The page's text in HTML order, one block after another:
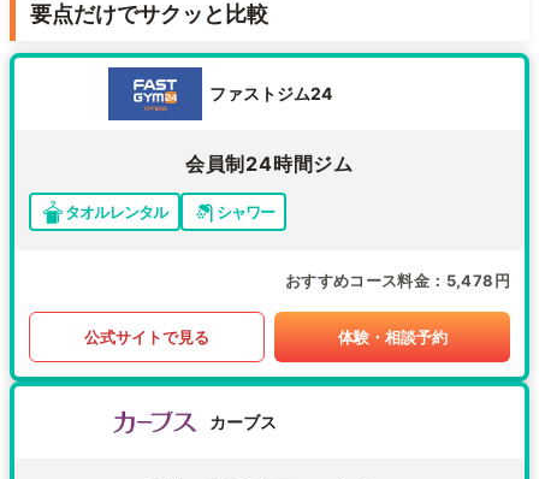
要点だけでサクッと比較
ファストジム24
会員制24時間ジム
タオルレンタル シャワー
おすすめコース料金 5,478円
公式サイトで見る 体験・相談予約
カーブス